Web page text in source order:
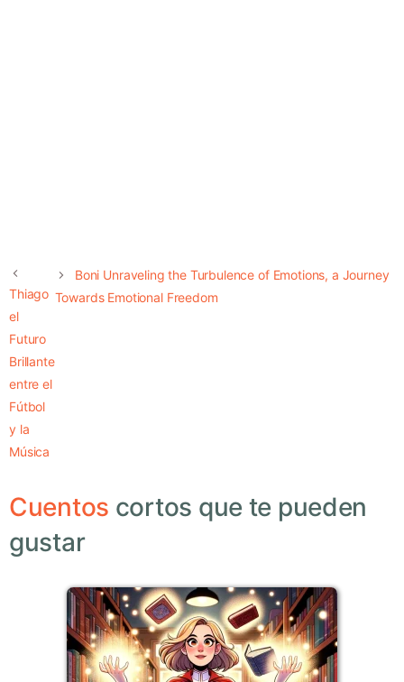
Thiago
el
Futuro
Brillante
entre el
Fútbol
y la
Música
Boni Unraveling the Turbulence of Emotions, a Journey
Towards Emotional Freedom
Cuentos cortos que te pueden
gustar